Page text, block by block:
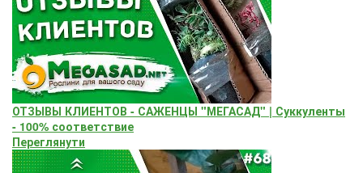
ОТЗЫВЫ КЛИЕНТОВ - САЖЕНЦЫ "МЕГАСАД" | Суккуленты
- 100% соответствие
Переглянути